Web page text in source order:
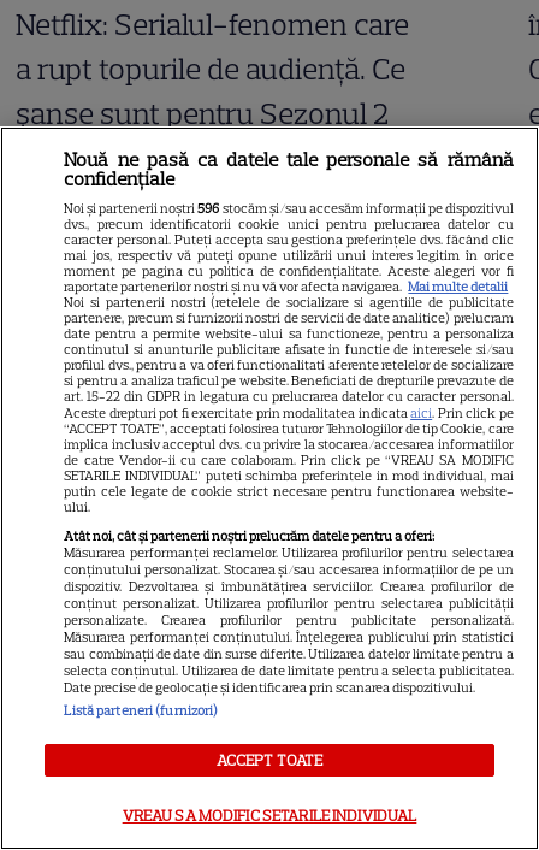
Netflix: Serialul-fenomen care
a rupt topurile de audiență. Ce
șanse sunt pentru Sezonul 2
ARTICOLE PARTENERI
Horoscop 3 august 2026.
Gemenii primesc vești
contradictorii
Loto 6/49 din 2 august 2026.
Numerele extrase duminică
Cum coci vinetele la bloc, fără
să umpli casa de fum
Nouă ne pasă ca datele tale personale să rămână
confidențiale
Noi și partenerii noștri596 stocăm și/sau accesăm informații pe dispozitivul
dvs., precum identificatorii cookie unici pentru prelucrarea datelor cu
caracter personal. Puteți accepta sau gestiona preferințele dvs. făcând clic
mai jos, respectiv vă puteți opune utilizării unui interes legitim în orice
moment pe pagina cu politica de confidențialitate. Aceste alegeri vor fi
raportate partenerilor noștri și nu vă vor afecta navigarea. Mai multe detalii
Noi si partenerii nostri (retelele de socializare si agentiile de publicitate
partenere, precum si furnizorii nostri de servicii de date analitice) prelucram
date pentru a permite website-ului sa functioneze, pentru a personaliza
continutul si anunturile publicitare afisate in functie de interesele si/sau
profilul dvs., pentru a va oferi functionalitati aferente retelelor de socializare
si pentru a analiza traficul pe website. Beneficiati de drepturile prevazute de
art. 15-22 din GDPR in legatura cu prelucrarea datelor cu caracter personal.
Aceste drepturi pot fi exercitate prin modalitatea indicataaici. Prin click pe
“ACCEPT TOATE”, acceptati folosirea tuturor Tehnologiilor de tip Cookie, care
implica inclusiv acceptul dvs. cu privire la stocarea/accesarea informatiilor
de catre Vendor-ii cu care colaboram. Prin click pe “VREAU SA MODIFIC
SETARILE INDIVIDUAL” puteti schimba preferintele in mod individual, mai
putin cele legate de cookie strict necesare pentru functionarea website-
ului.
Atât noi, cât și partenerii noștri prelucrăm datele pentru a oferi:
Măsurarea performanței reclamelor. Utilizarea profilurilor pentru selectarea
conținutului personalizat. Stocarea și/sau accesarea informațiilor de pe un
dispozitiv. Dezvoltarea și îmbunătățirea serviciilor. Crearea profilurilor de
conținut personalizat. Utilizarea profilurilor pentru selectarea publicității
personalizate. Crearea profilurilor pentru publicitate personalizată.
Măsurarea performanței conținutului. Înțelegerea publicului prin statistici
sau combinații de date din surse diferite. Utilizarea datelor limitate pentru a
selecta conținutul. Utilizarea de date limitate pentru a selecta publicitatea.
Date precise de geolocație și identificarea prin scanarea dispozitivului.
Listă parteneri (furnizori)
ACCEPT TOATE
VREAU SA MODIFIC SETARILE INDIVIDUAL